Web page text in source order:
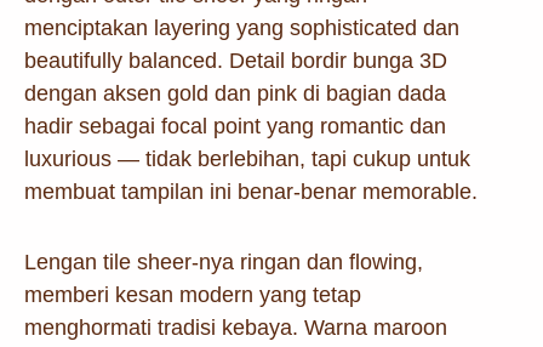
menciptakan layering yang sophisticated dan
beautifully balanced. Detail bordir bunga 3D
dengan aksen gold dan pink di bagian dada
hadir sebagai focal point yang romantic dan
luxurious — tidak berlebihan, tapi cukup untuk
membuat tampilan ini benar-benar memorable.
Lengan tile sheer-nya ringan dan flowing,
memberi kesan modern yang tetap
menghormati tradisi kebaya. Warna maroon